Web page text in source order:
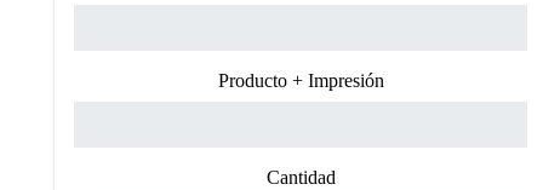
Producto + Impresión
Cantidad